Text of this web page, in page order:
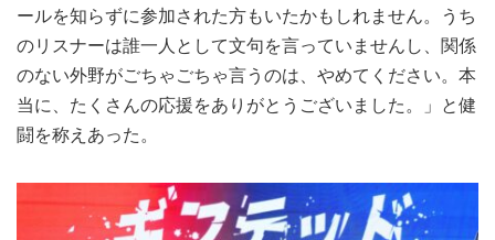
ールを知らずに参加された方もいたかもしれません。うち
のリスナーは誰一人として文句を言っていませんし、関係
のない外野がごちゃごちゃ言うのは、やめてください。本
当に、たくさんの応援をありがとうございました。」と健
闘を称えあった。